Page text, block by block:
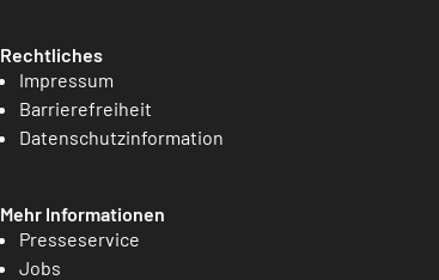
Rechtliches
Impressum
Barrierefreiheit
Datenschutzinformation
Mehr Informationen
Presseservice
Jobs